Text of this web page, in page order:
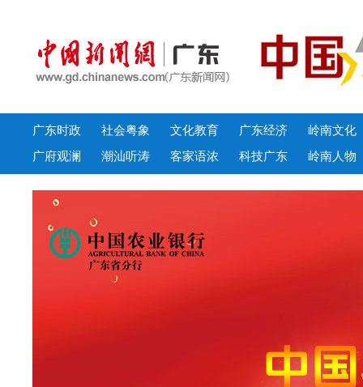
广东时政 社会粤象 文化教育 广东经济
岭南文化
广府观澜
潮汕听涛 客家语浓 科技广东 岭南人物